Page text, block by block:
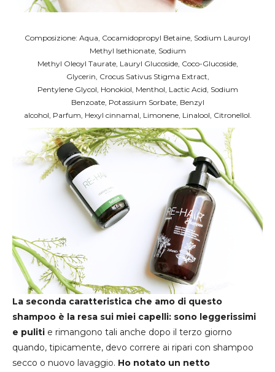
Composizione: Aqua, Cocamidopropyl Betaine, Sodium Lauroyl
Methyl Isethionate, Sodium
Methyl Oleoyl Taurate, Lauryl Glucoside, Coco-Glucoside,
Glycerin, Crocus Sativus Stigma Extract,
Pentylene Glycol, Honokiol, Menthol, Lactic Acid, Sodium
Benzoate, Potassium Sorbate, Benzyl
alcohol, Parfum, Hexyl cinnamal, Limonene, Linalool, Citronellol.
La seconda caratteristica che amo di questo
shampoo è la resa sui miei capelli: sono leggerissimi
e puliti e rimangono tali anche dopo il terzo giorno
quando, tipicamente, devo correre ai ripari con shampoo
secco o nuovo lavaggio. Ho notato un netto